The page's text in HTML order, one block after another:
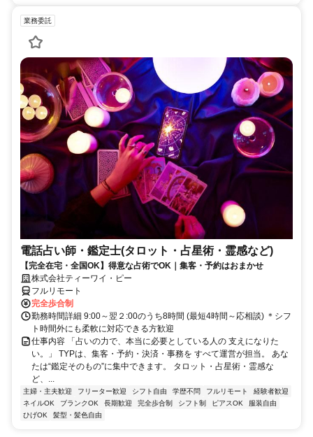
業務委託
電話占い師・鑑定士(タロット・占星術・霊感など)
【完全在宅・全国OK】得意な占術でOK｜集客・予約はおまかせ
株式会社ティーワイ・ピー
フルリモート
完全歩合制
勤務時間詳細 9:00～翌２:00のうち8時間 (最短4時間～応相談) ＊シフ
ト時間外にも柔軟に対応できる方歓迎
仕事内容 「占いの力で、本当に必要としている人の 支えになりた
い。」 TYPは、集客・予約・決済・事務を すべて運営が担当。 あな
たは“鑑定そのもの”に集中できます。 タロット・占星術・霊感な
ど、...
主婦・主夫歓迎 フリーター歓迎 シフト自由 学歴不問 フルリモート
経験者歓迎
ネイルOK
ブランクOK 長期歓迎 完全歩合制 シフト制 ピアスOK
服装自由
ひげOK
髪型・髪色自由